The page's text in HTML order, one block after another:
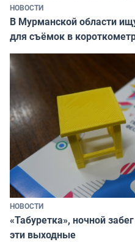
НОВОСТИ
В Мурманской области
для съёмок в
НОВОСТИ
«Табуретка», ночной
эти выходные